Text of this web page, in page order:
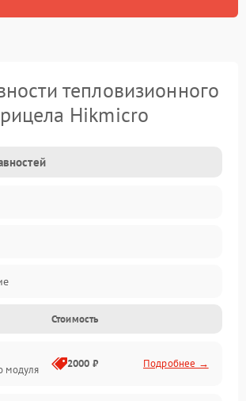
тепловизионного
Hikmicro
Стоимость
модуля
2000 ₽ Подробнее →